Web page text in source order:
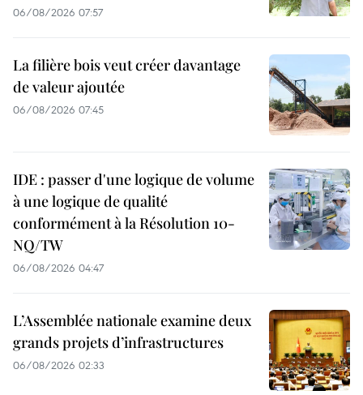
06/08/2026 07:57
La filière bois veut créer davantage
de valeur ajoutée
06/08/2026 07:45
IDE : passer d'une logique de volume
à une logique de qualité
conformément à la Résolution 10-
NQ/TW
06/08/2026 04:47
L’Assemblée nationale examine deux
grands projets d’infrastructures
06/08/2026 02:33